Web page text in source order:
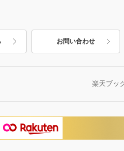
お問い合わせ
楽天ブッ